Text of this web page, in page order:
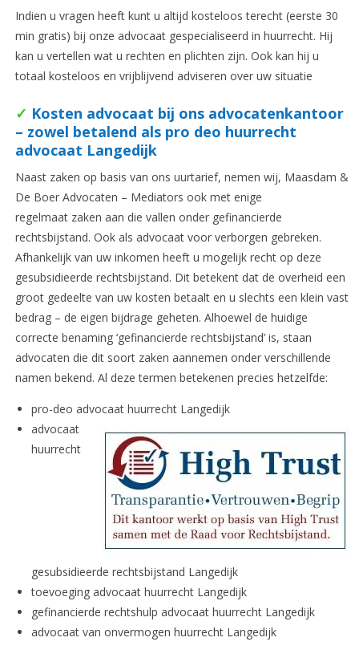
Indien u vragen heeft kunt u altijd kosteloos terecht (eerste 30
min gratis) bij onze advocaat gespecialiseerd in huurrecht. Hij
kan u vertellen wat u rechten en plichten zijn. Ook kan hij u
totaal kosteloos en vrijblijvend adviseren over uw situatie
✓ Kosten advocaat bij ons advocatenkantoor
– zowel betalend als pro deo huurrecht
advocaat Langedijk
Naast zaken op basis van ons uurtarief, nemen wij, Maasdam &
De Boer Advocaten – Mediators ook met enige
regelmaat zaken aan die vallen onder gefinancierde
rechtsbijstand. Ook als advocaat voor verborgen gebreken.
Afhankelijk van uw inkomen heeft u mogelijk recht op deze
gesubsidieerde rechtsbijstand. Dit betekent dat de overheid een
groot gedeelte van uw kosten betaalt en u slechts een klein vast
bedrag – de eigen bijdrage geheten. Alhoewel de huidige
correcte benaming ‘gefinancierde rechtsbijstand’ is, staan
advocaten die dit soort zaken aannemen onder verschillende
namen bekend. Al deze termen betekenen precies hetzelfde:
pro-deo advocaat huurrecht Langedijk
advocaat
huurrecht
gesubsidieerde rechtsbijstand Langedijk
toevoeging advocaat huurrecht Langedijk
gefinancierde rechtshulp advocaat huurrecht Langedijk
advocaat van onvermogen huurrecht Langedijk